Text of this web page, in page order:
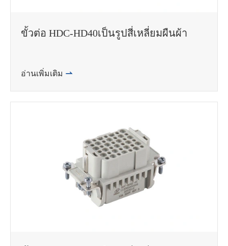
ขั้วต่อ HDC-HD40เป็นรูปสี่เหลี่ยมผืนผ้า
อ่านเพิ่มเติม 